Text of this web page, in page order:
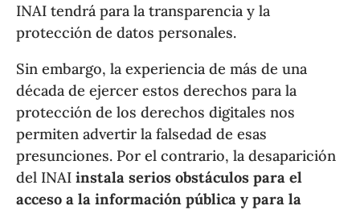
INAI tendrá para la transparencia y la
protección de datos personales.
Sin embargo, la experiencia de más de una
década de ejercer estos derechos para la
protección de los derechos digitales nos
permiten advertir la falsedad de esas
presunciones. Por el contrario, la desaparición
del INAIinstala serios obstáculos para el
acceso a la información pública y para la